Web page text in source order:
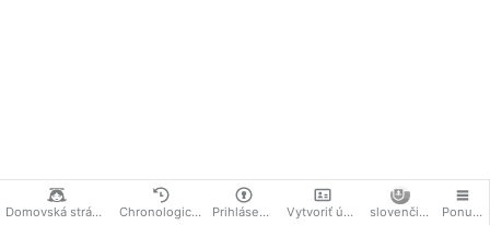
Domovská stránka Chronologicky Prihlásenie Vytvoriť účet slovenčina Ponuka